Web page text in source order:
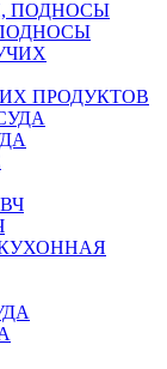
ПРОДУКТОВ